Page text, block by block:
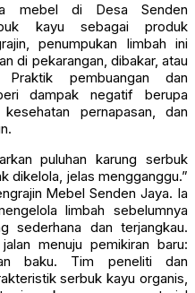
mebel di Desa Senden
kayu sebagai produk
penumpukan limbah ini
di pekarangan, dibakar, atau
pembuangan dan
dampak negatif berupa
pernapasan, dan
puluhan karung serbuk
dikelola, jelas mengganggu.”
Mebel Senden Jaya. Ia
limbah sebelumnya
sederhana dan terjangkau.
menuju pemikiran baru:
baku. Tim peneliti dan
serbuk kayu organis,